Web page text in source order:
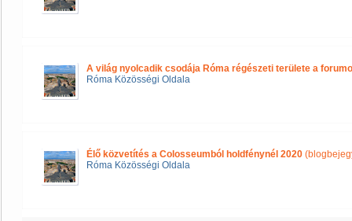
A világ nyolcadik csodája Róma régészeti területe a
Róma Közösségi Oldala
Élő közvetítés a Colosseumból holdfénynél 2020
Róma Közösségi Oldala